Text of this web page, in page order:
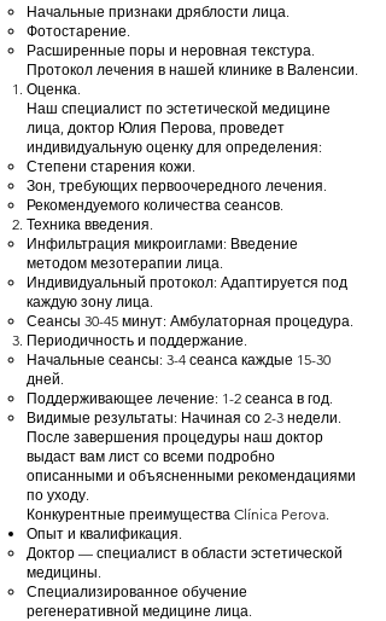
Начальные признаки дряблости лица.
Фотостарение.
Расширенные поры и неровная текстура.
Протокол лечения в нашей клинике в Валенсии.
Оценка.
Наш специалист по эстетической медицине
лица, доктор Юлия Перова, проведет
индивидуальную оценку для определения:
Степени старения кожи.
Зон, требующих первоочередного лечения.
Рекомендуемого количества сеансов.
Техника введения.
Инфильтрация микроиглами: Введение
методом мезотерапии лица.
Индивидуальный протокол: Адаптируется под
каждую зону лица.
Сеансы 30-45 минут: Амбулаторная процедура.
Периодичность и поддержание.
Начальные сеансы: 3-4 сеанса каждые 15-30
дней.
Поддерживающее лечение: 1-2 сеанса в год.
Видимые результаты: Начиная со 2-3 недели.
После завершения процедуры наш доктор
выдаст вам лист со всеми подробно
описанными и объясненными рекомендациями
по уходу.
Конкурентные преимущества Clínica Perova.
Опыт и квалификация.
Доктор — специалист в области эстетической
медицины.
Специализированное обучение
регенеративной медицине лица.